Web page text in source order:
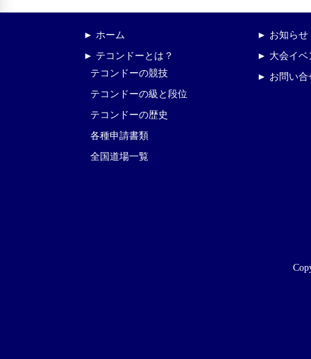
► ホーム
► テコンドーとは？
テコンドーの競技
テコンドーの級と段位
テコンドーの歴史
各種申請書類
全国道場一覧
► お知らせ
► 大会イベ
► お問い合